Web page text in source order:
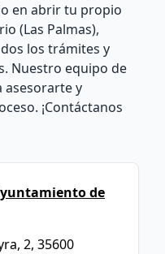
en abrir tu propio
(Las Palmas),
los trámites y
Nuestro equipo de
asesorarte y
¡Contáctanos
de
2, 35600